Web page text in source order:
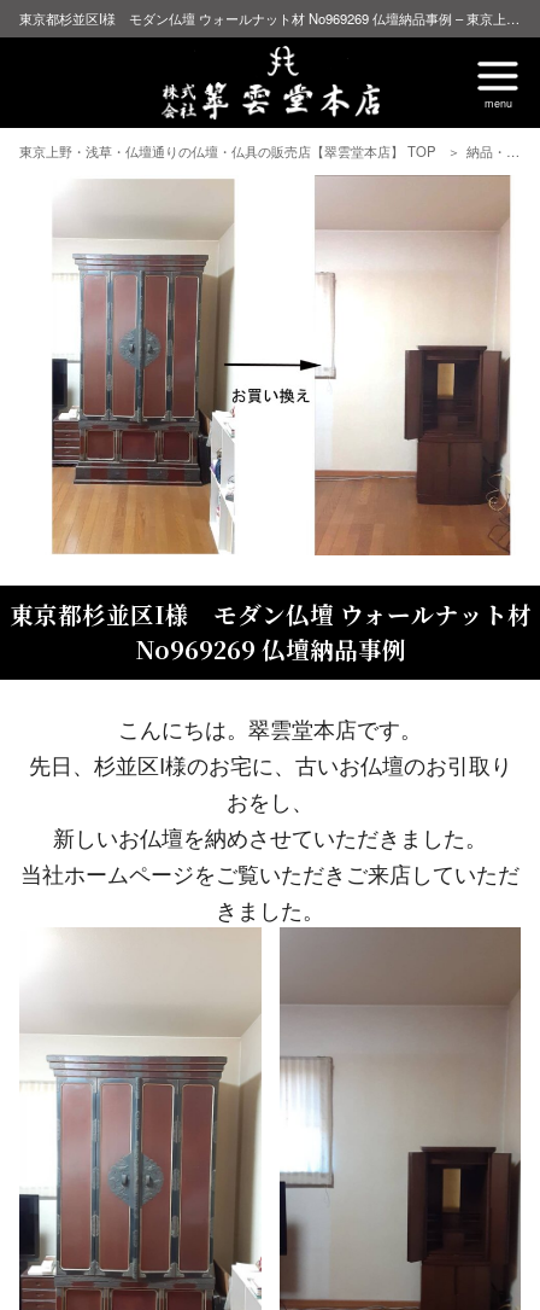
東京都杉並区I様 モダン仏壇 ウォールナット材 No969269 仏壇納品事例 – 東京上野・浅草・仏壇通りの仏壇・仏具の販売店【翠雲堂本店】
東京上野・浅草・仏壇通りの仏壇・仏具の販売店【翠雲堂本店】 TOP 納品・修理事例 お客様の声
東京都杉並区I様 モダン仏壇 ウォールナット材
No969269 仏壇納品事例
こんにちは。翠雲堂本店です。
先日、杉並区I様のお宅に、古いお仏壇のお引取り
おをし、
新しいお仏壇を納めさせていただきました。
当社ホームページをご覧いただきご来店していただ
きました。